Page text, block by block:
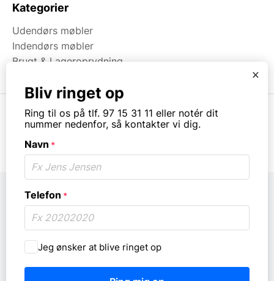
Kategorier
Udendørs møbler
Indendørs møbler
Brugt & Lageroprydning
x
Bliv ringet op
Ring til os på tlf. 97 15 31 11 eller notér dit
nummer nedenfor, så kontakter vi dig.
Navn *
Telefon *
Må
vi
ringe
Jeg ønsker at blive ringet op